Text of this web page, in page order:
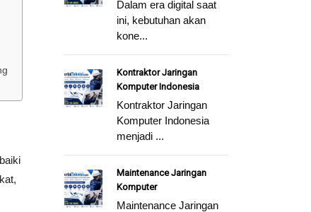
Dalam era digital saat
ini, kebutuhan akan
kone...
Kontraktor Jaringan
Komputer Indonesia
Kontraktor Jaringan
Komputer Indonesia
menjadi ...
Maintenance Jaringan
Komputer
Maintenance Jaringan